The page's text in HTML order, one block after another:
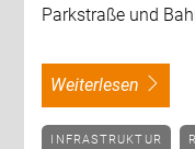
Parkstraße und
weiterlesen
INFRASTRUKTUR